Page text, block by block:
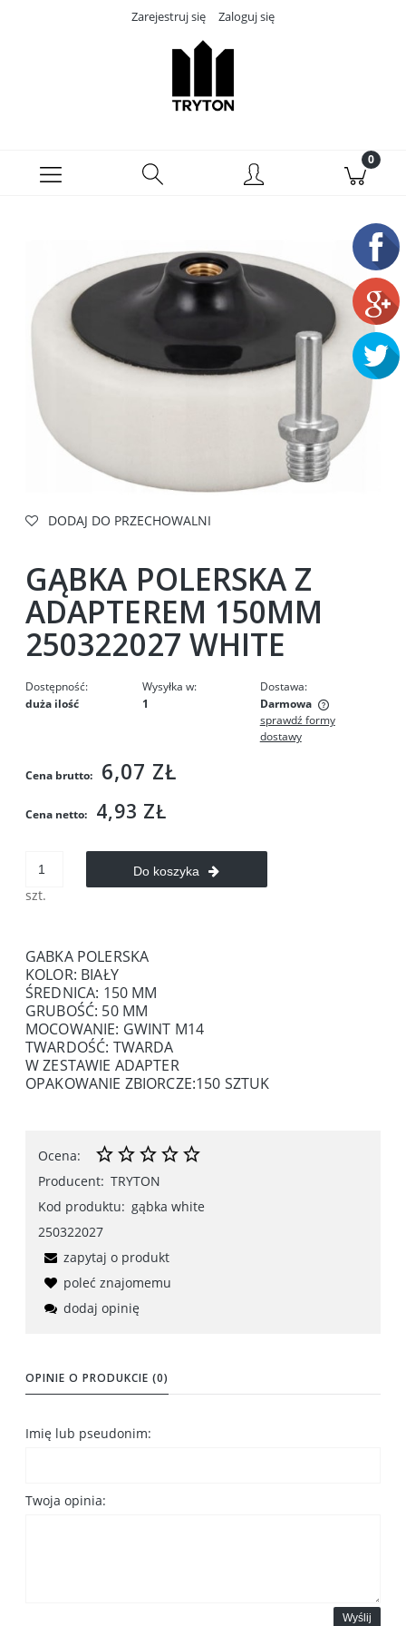
Zarejestruj się Zaloguj się
DODAJ DO PRZECHOWALNI
GĄBKA POLERSKA Z
ADAPTEREM 150MM
250322027 WHITE
Dostępność:
duża ilość
Wysyłka w:
1
Dostawa:
Darmowa
Cena nie zawiera ewentualnych kosztów płatności
sprawdź formy
dostawy
Cena brutto: 6,07 ZŁ
Cena netto: 4,93 ZŁ
szt.
Do koszyka
GABKA POLERSKA
KOLOR: BIAŁY
ŚREDNICA: 150 MM
GRUBOŚĆ: 50 MM
MOCOWANIE: GWINT M14
TWARDOŚĆ: TWARDA
W ZESTAWIE ADAPTER
OPAKOWANIE ZBIORCZE:150 SZTUK
Ocena:
Producent: TRYTON
Kod produktu: gąbka white
250322027
zapytaj o produkt
poleć znajomemu
dodaj opinię
OPINIE O PRODUKCIE (0)
Imię lub pseudonim:
Twoja opinia:
Wyślij